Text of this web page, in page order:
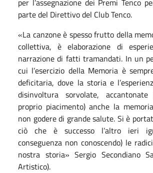
parte del Direttivo del Club Tenco.
«La canzone è spesso frutto della
collettiva, è elaborazione di
narrazione di fatti tramandati. In un
cui l’esercizio della Memoria è
deficitaria, dove la storia e
disinvoltura sorvolate,
proprio piacimento) anche la
non godere di grande salute. Si è
ciò che è successo l’altro ieri
conseguenza non conoscendo) le
nostra storia» Sergio Secondiano
Artistico).